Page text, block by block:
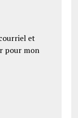
et
pour mon